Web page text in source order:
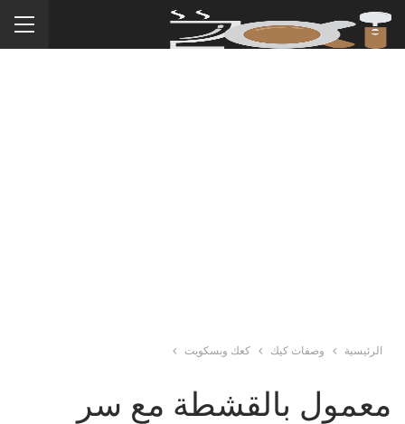
الرئيسية وصفات كيك كعك وبسكويت
معمول بالقشطة مع سر